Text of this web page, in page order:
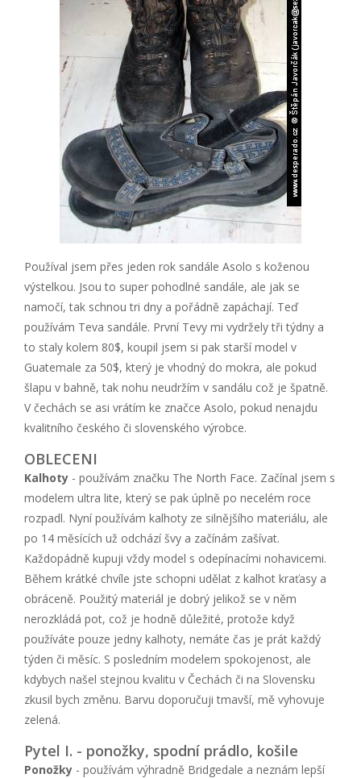
Používal jsem přes jeden rok sandále Asolo s koženou
výstelkou. Jsou to super pohodlné sandále, ale jak se
namočí, tak schnou tri dny a pořádně zapáchají. Teď
používám Teva sandále. První Tevy mi vydržely tři týdny a
to staly kolem 80$, koupil jsem si pak starší model v
Guatemale za 50$, který je vhodný do mokra, ale pokud
šlapu v bahně, tak nohu neudržím v sandálu což je špatně.
V čechách se asi vrátím ke značce Asolo, pokud nenajdu
kvalitního českého či slovenského výrobce.
OBLECENI
Kalhoty - používám značku The North Face. Začínal jsem s
modelem ultra lite, který se pak úplně po necelém roce
rozpadl. Nyní používám kalhoty ze silnějšího materiálu, ale
po 14 měsících už odchází švy a začínám zašívat.
Každopádně kupuji vždy model s odepínacími nohavicemi.
Během krátké chvíle jste schopni udělat z kalhot kraťasy a
obráceně. Použitý materiál je dobrý jelikož se v něm
nerozkládá pot, což je hodně důležité, protože když
používáte pouze jedny kalhoty, nemáte čas je prát každý
týden či měsíc. S posledním modelem spokojenost, ale
kdybych našel stejnou kvalitu v Čechách či na Slovensku
zkusil bych změnu. Barvu doporučuji tmavší, mě vyhovuje
zelená.
Pytel I. - ponožky, spodní prádlo, košile
Ponožky - používám výhradně Bridgedale a neznám lepší